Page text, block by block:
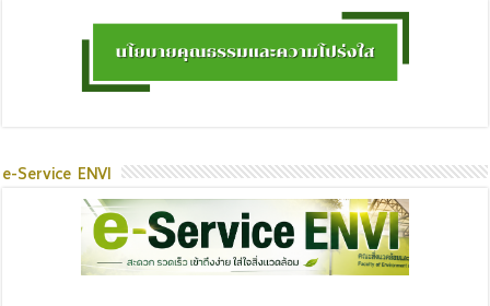
e-Service ENVI